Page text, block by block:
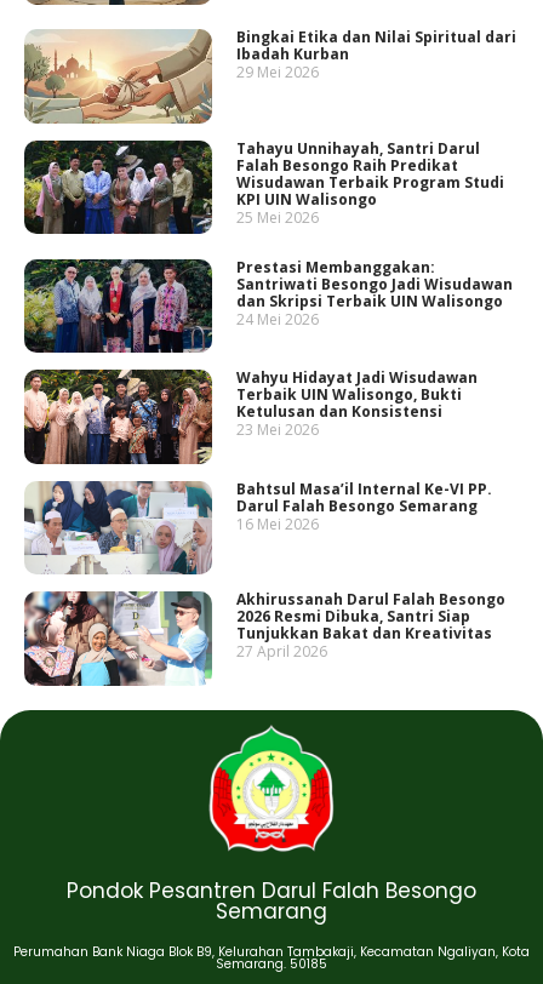
Bingkai Etika dan Nilai Spiritual dari
Ibadah Kurban
29 Mei 2026
Tahayu Unnihayah, Santri Darul
Falah Besongo Raih Predikat
Wisudawan Terbaik Program Studi
KPI UIN Walisongo
25 Mei 2026
Prestasi Membanggakan:
Santriwati Besongo Jadi Wisudawan
dan Skripsi Terbaik UIN Walisongo
24 Mei 2026
Wahyu Hidayat Jadi Wisudawan
Terbaik UIN Walisongo, Bukti
Ketulusan dan Konsistensi
23 Mei 2026
Bahtsul Masa’il Internal Ke-VI PP.
Darul Falah Besongo Semarang
16 Mei 2026
Akhirussanah Darul Falah Besongo
2026 Resmi Dibuka, Santri Siap
Tunjukkan Bakat dan Kreativitas
27 April 2026
Pondok Pesantren Darul Falah Besongo
Semarang
Perumahan Bank Niaga Blok B9, Kelurahan Tambakaji, Kecamatan Ngaliyan, Kota
Semarang. 50185